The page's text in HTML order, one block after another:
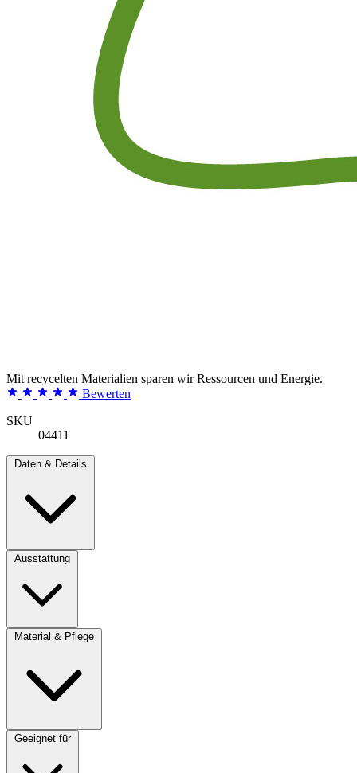
Mit recycelten Materialien sparen wir Ressourcen und Energie.
Bewerten
SKU
04411
Daten & Details
Ausstattung
Material & Pflege
Geeignet für